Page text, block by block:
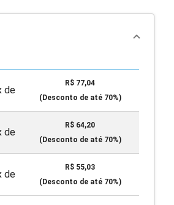
de
R$ 77,04
(Desconto de até 70%)
de
R$ 64,20
(Desconto de até 70%)
de
R$ 55,03
(Desconto de até 70%)